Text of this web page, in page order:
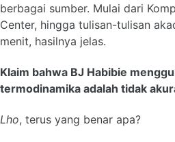
berbagai sumber. Mulai dari
Center, hingga tulisan-tulisan
menit, hasilnya jelas.
Klaim bahwa BJ Habibie
termodinamika adalah tidak
Lho, terus yang benar apa?